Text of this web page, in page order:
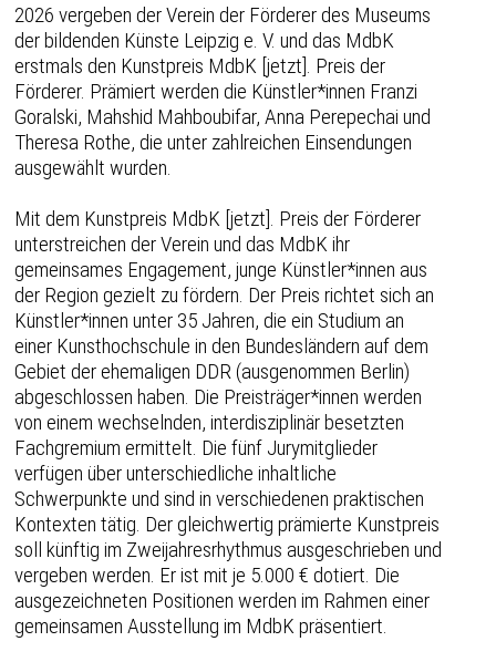
2026 vergeben der Verein der Förderer des Museums
der bildenden Künste Leipzig e. V. und das MdbK
erstmals den Kunstpreis MdbK [jetzt]. Preis der
Förderer. Prämiert werden die Künstler*innen Franzi
Goralski, Mahshid Mahboubifar, Anna Perepechai und
Theresa Rothe, die unter zahlreichen Einsendungen
ausgewählt wurden.
Mit dem Kunstpreis MdbK [jetzt]. Preis der Förderer
unterstreichen der Verein und das MdbK ihr
gemeinsames Engagement, junge Künstler*innen aus
der Region gezielt zu fördern. Der Preis richtet sich an
Künstler*innen unter 35 Jahren, die ein Studium an
einer Kunsthochschule in den Bundesländern auf dem
Gebiet der ehemaligen DDR (ausgenommen Berlin)
abgeschlossen haben. Die Preisträger*innen werden
von einem wechselnden, interdisziplinär besetzten
Fachgremium ermittelt. Die fünf Jurymitglieder
verfügen über unterschiedliche inhaltliche
Schwerpunkte und sind in verschiedenen praktischen
Kontexten tätig. Der gleichwertig prämierte Kunstpreis
soll künftig im Zweijahresrhythmus ausgeschrieben und
vergeben werden. Er ist mit je 5.000 € dotiert. Die
ausgezeichneten Positionen werden im Rahmen einer
gemeinsamen Ausstellung im MdbK präsentiert.